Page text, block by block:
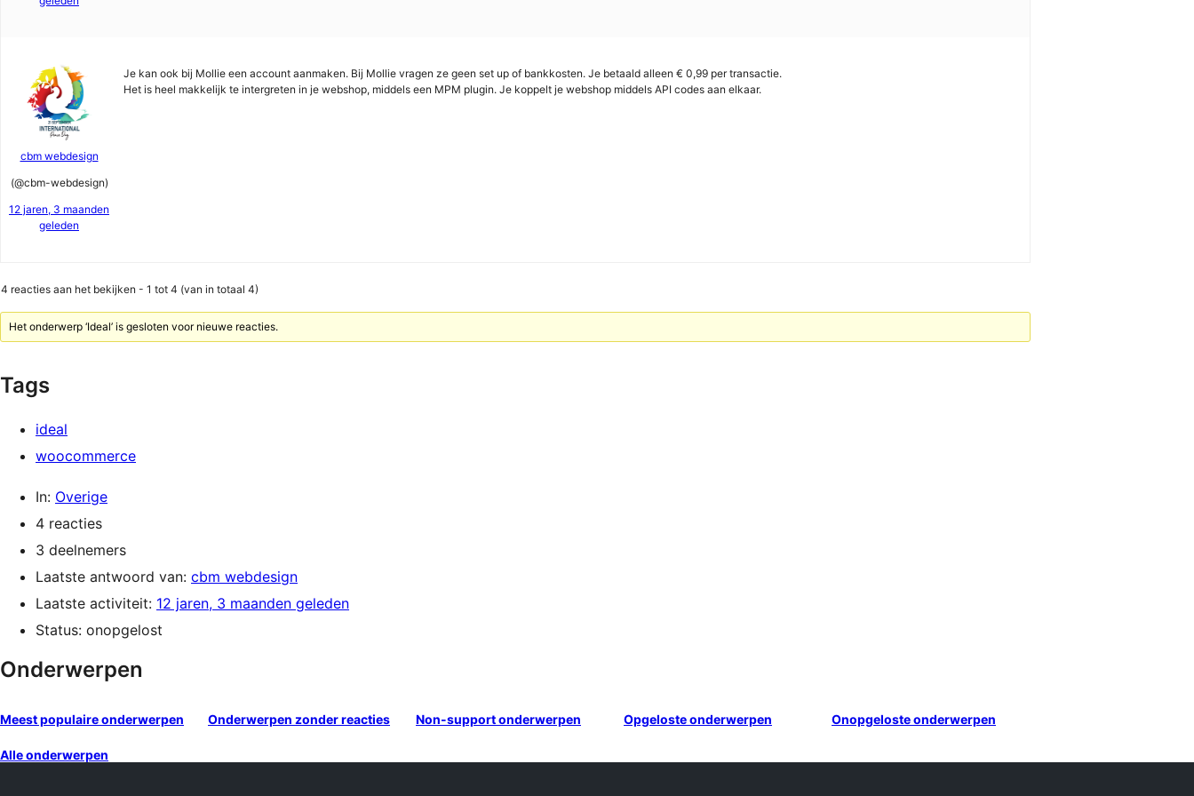
cbm webdesign
(@cbm-webdesign)
12 jaren, 3 maanden
geleden
Je kan ook bij Mollie een account aanmaken. Bij Mollie vragen ze geen set up of bankkosten. Je betaald alleen € 0,99 per transactie.
Het is heel makkelijk te intergreten in je webshop, middels een MPM plugin. Je koppelt je webshop middels API codes aan elkaar.
4 reacties aan het bekijken - 1 tot 4 (van in totaal 4)
Het onderwerp ‘Ideal’ is gesloten voor nieuwe reacties.
Tags
ideal
woocommerce
In: Overige
4 reacties
3 deelnemers
Laatste antwoord van: cbm webdesign
Laatste activiteit: 12 jaren, 3 maanden geleden
Status: onopgelost
Onderwerpen
Meest populaire onderwerpen Onderwerpen zonder reacties Non-support onderwerpen Opgeloste onderwerpen Onopgeloste onderwerpen
Alle onderwerpen